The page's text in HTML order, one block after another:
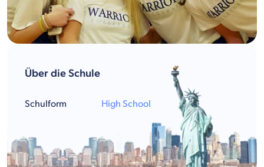
Über die Schule
Schulform High School